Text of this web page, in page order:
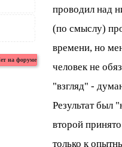
проводил над
(по смыслу)
времени, но
человек не
"взгляд" -
Результат был
второй
только к